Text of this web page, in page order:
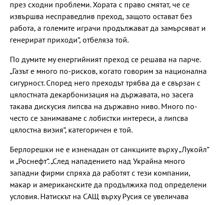
през сходни проблеми. Хората с право смятат, че се
извършва несправедлив преход, защото остават без
работа, а големите играчи продължават да замърсяват и
генерират приходи“, отбеляза той.
По думите му енергийният преход се решава на парче.
„Газът е много по-рисков, когато говорим за национална
сигурност. Според него преходът трябва да е свързан с
цялостната декарбонизация на държавата, но засега
такава дискусия липсва на държавно ниво. Много по-
често се занимаваме с лобистки интереси, а липсва
цялостна визия“, категоричен е той.
Берлорешки не е изненадан от санкциите върху „Лукойл“
и „Роснефт“. „След нападението над Украйна много
западни фирми спряха да работят с тези компании,
макар и американските да продължиха под определени
условия. Натискът на САЩ върху Русия се увеличава